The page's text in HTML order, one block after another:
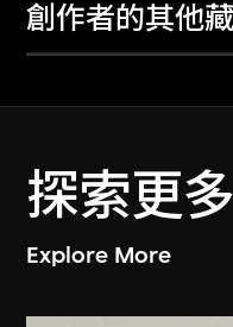
創作者的其他
探索更多
Explore More